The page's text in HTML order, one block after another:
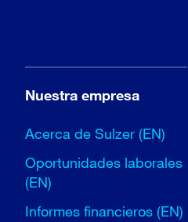
Nuestra empresa
Acerca de Sulzer (EN)
Oportunidades laborales
(EN)
Informes financieros (EN)